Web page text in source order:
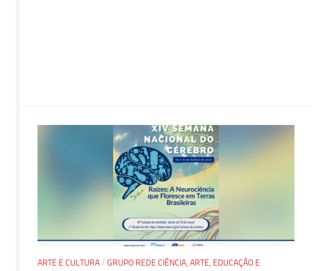
ARTE E CULTURA/ GRUPO REDE CIÊNCIA, ARTE, EDUCAÇÃO E